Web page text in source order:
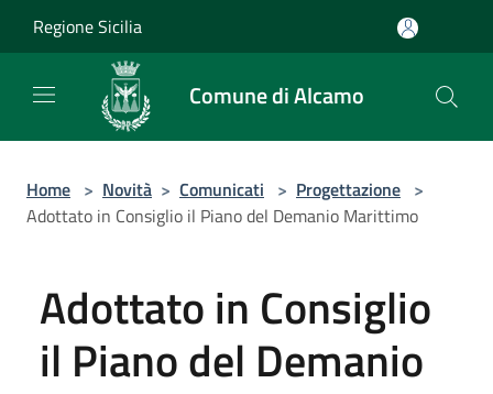
Regione Sicilia
Comune di Alcamo
Home > Novità > Comunicati > Progettazione >
Adottato in Consiglio il Piano del Demanio Marittimo
Adottato in Consiglio
il Piano del Demanio